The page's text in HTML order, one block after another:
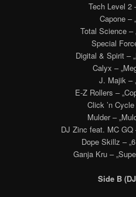
Tech Level 2
Capone –
Total Science –
Special
Digital & Spirit –
Calyx –
J. Majik –
E-Z Rollers –
Click ’n
Mulder –
DJ Zinc feat. MC GQ
Dope Skillz –
Ganja Kru –
Side B